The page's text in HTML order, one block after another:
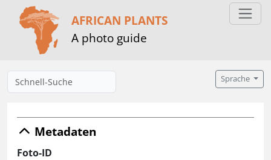
AFRICAN PLANTS
A photo guide
Sprache
Metadaten
Foto-ID